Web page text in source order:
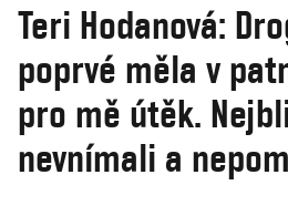
Teri Hodanová:
poprvé měla v
pro mě útěk.
nevnímali a